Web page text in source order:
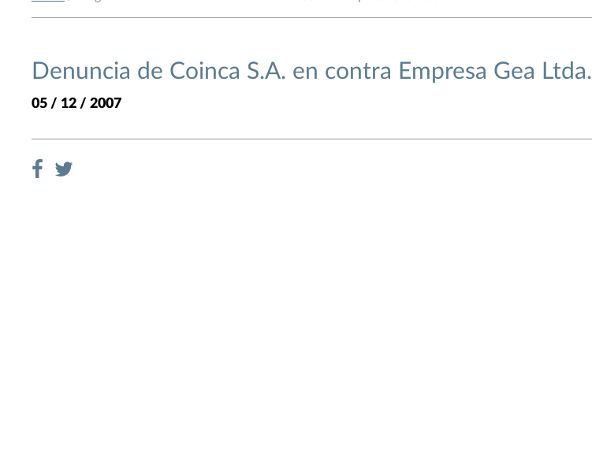
Denuncia de Coinca S.A. en contra Empresa Gea Ltda.
05 / 12 / 2007